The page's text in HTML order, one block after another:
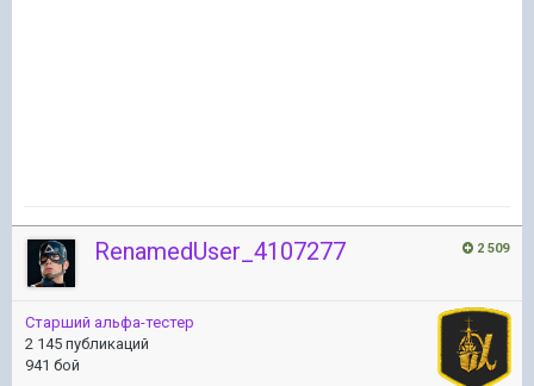
2 509
RenamedUser_4107277
Старший альфа-тестер
2 145 публикаций
941 бой